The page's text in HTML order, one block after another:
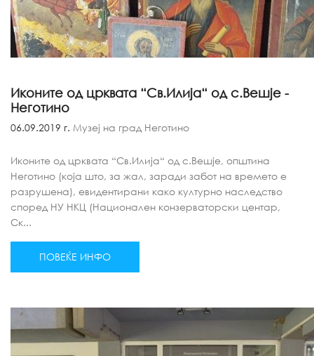
Иконите од црквата “Св.Илија“ од с.Вешје -
Неготино
06.09.2019 г. Музеј на град Неготино
Иконите од црквата “Св.Илија“ од с.Вешје, општина
Неготино (која што, за жал, заради забот на времето е
разрушена), евидентирани како културно наследство
според НУ НКЦ (Национален конзерваторски центар,
Ск...
ПОВЕЌЕ ИНФО